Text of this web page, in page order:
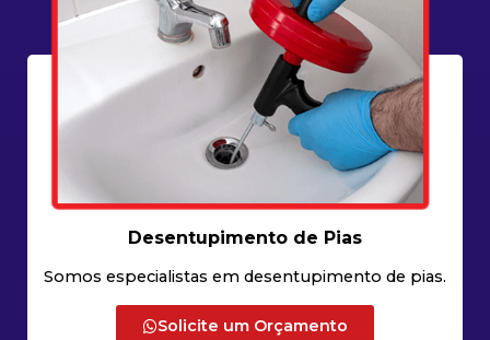
Desentupimento de Pias
Somos especialistas em desentupimento de pias.
Solicite um Orçamento